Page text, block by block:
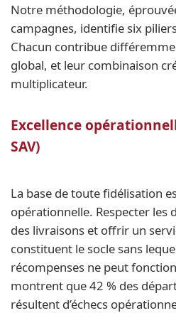
Notre méthodologie,
campagnes, identifie six
Chacun contribue
global, et leur combinaison
multiplicateur.
Excellence
SAV)
La base de toute fidélisation
opérationnelle. Respecter les
des livraisons et offrir un
constituent le socle sans
récompenses ne peut
montrent que 42 % des
résultent d’échecs